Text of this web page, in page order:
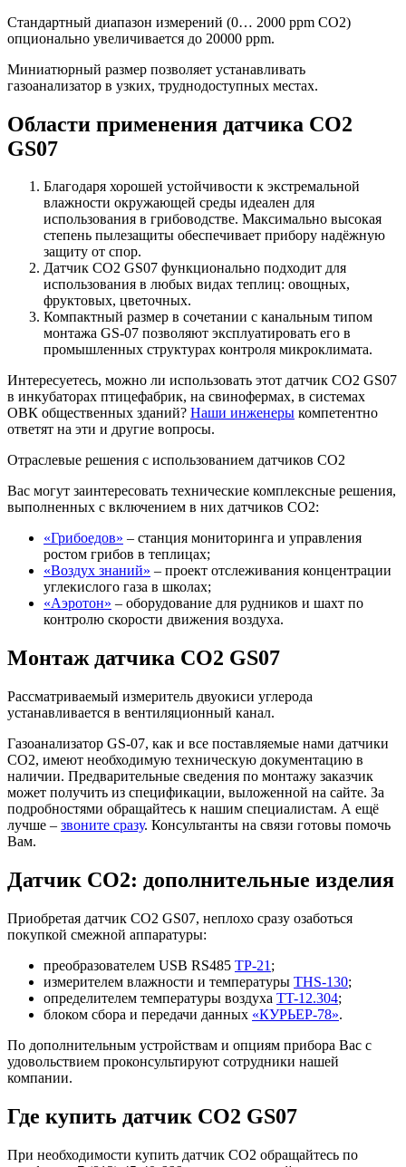
Стандартный диапазон измерений (0… 2000 ppm CO2)
опционально увеличивается до 20000 ppm.
Миниатюрный размер позволяет устанавливать
газоанализатор в узких, труднодоступных местах.
Области применения датчика СО2
GS07
Благодаря хорошей устойчивости к экстремальной
влажности окружающей среды идеален для
использования в грибоводстве. Максимально высокая
степень пылезащиты обеспечивает прибору надёжную
защиту от спор.
Датчик СО2 GS07 функционально подходит для
использования в любых видах теплиц: овощных,
фруктовых, цветочных.
Компактный размер в сочетании с канальным типом
монтажа GS-07 позволяют эксплуатировать его в
промышленных структурах контроля микроклимата.
Интересуетесь, можно ли использовать этот датчик СО2 GS07
в инкубаторах птицефабрик, на свинофермах, в системах
ОВК общественных зданий? Наши инженеры компетентно
ответят на эти и другие вопросы.
Отраслевые решения с использованием датчиков СО2
Вас могут заинтересовать технические комплексные решения,
выполненных с включением в них датчиков СО2:
«Грибоедов» – станция мониторинга и управления
ростом грибов в теплицах;
«Воздух знаний» – проект отслеживания концентрации
углекислого газа в школах;
«Аэротон» – оборудование для рудников и шахт по
контролю скорости движения воздуха.
Монтаж датчика СО2 GS07
Рассматриваемый измеритель двуокиси углерода
устанавливается в вентиляционный канал.
Газоанализатор GS-07, как и все поставляемые нами датчики
СО2, имеют необходимую техническую документацию в
наличии. Предварительные сведения по монтажу заказчик
может получить из спецификации, выложенной на сайте. За
подробностями обращайтесь к нашим специалистам. А ещё
лучше – звоните сразу. Консультанты на связи готовы помочь
Вам.
Датчик СО2: дополнительные изделия
Приобретая датчик СО2 GS07, неплохо сразу озаботься
покупкой смежной аппаратуры:
преобразователем USB RS485 ТР-21 ;
измерителем влажности и температуры THS-130;
определителем температуры воздуха TT-12.304;
блоком сбора и передачи данных «КУРЬЕР-78».
По дополнительным устройствам и опциям прибора Вас с
удовольствием проконсультируют сотрудники нашей
компании.
Где купить датчик СО2 GS07
При необходимости купить датчик СО2 обращайтесь по